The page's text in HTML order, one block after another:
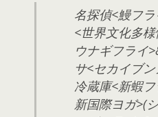
名探偵<鰻フ
<世界文化多
ウナギフライ
サ<セカイブ
冷蔵庫<新蝦
新国際ヨガ>(